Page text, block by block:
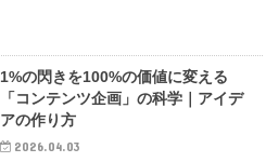
1%の閃きを100%の価値に変える
「コンテンツ企画」の科学｜アイデ
アの作り方
2026.04.03